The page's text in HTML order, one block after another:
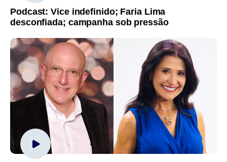
Podcast: Vice indefinido; Faria Lima
desconfiada; campanha sob pressão